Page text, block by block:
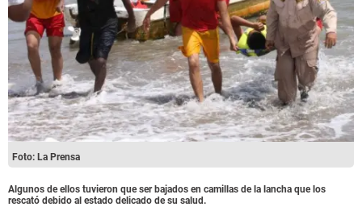
Foto: La Prensa
Algunos de ellos tuvieron que ser bajados en camillas de la lancha que los
rescató debido al estado delicado de su salud.